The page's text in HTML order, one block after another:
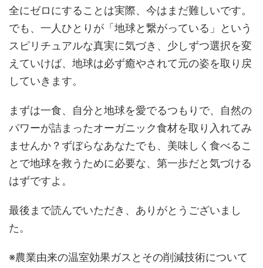
全にゼロにすることは実際、今はまだ難しいです。
でも、一人ひとりが「地球と繋がっている」という
スピリチュアルな真実に気づき、少しずつ選択を変
えていけば、地球は必ず癒やされて元の姿を取り戻
していきます。
まずは一食、自分と地球を愛でるつもりで、自然の
パワーが詰まったオーガニック食材を取り入れてみ
ませんか？ずぼらなあなたでも、美味しく食べるこ
とで地球を救うために必要な、第一歩だと気づける
はずですよ。
最後まで読んでいただき、ありがとうございまし
た。
※農業由来の温室効果ガスとその削減技術について